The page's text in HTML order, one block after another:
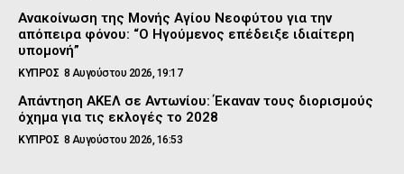
Ανακοίνωση της Μονής Αγίου Νεοφύτου για την
απόπειρα φόνου: “Ο Ηγούμενος επέδειξε ιδιαίτερη
υπομονή”
ΚΥΠΡΟΣ 8 Αυγούστου 2026, 19:17
Απάντηση ΑΚΕΛ σε Αντωνίου: Έκαναν τους διορισμούς
όχημα για τις εκλογές το 2028
ΚΥΠΡΟΣ 8 Αυγούστου 2026, 16:53